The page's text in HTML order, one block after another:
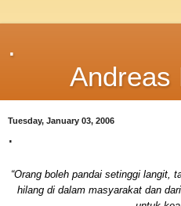
.
Andreas
Tuesday, January 03, 2006
.
“Orang boleh pandai setinggi langit,
hilang di dalam masyarakat dan